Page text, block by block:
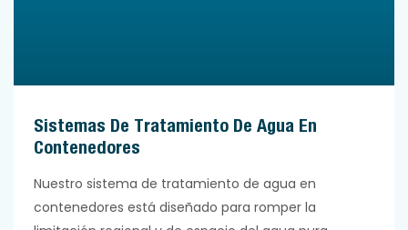
Sistemas De Tratamiento De Agua En
Contenedores
Nuestro sistema de tratamiento de agua en
contenedores está diseñado para romper la